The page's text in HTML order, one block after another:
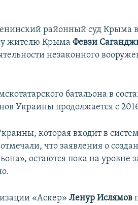
районный суд Крыма в
жителю КрымаФевзи
незаконного
батальона в
Украины продолжается с
которая входит в
что заявления о
остаются пока на уровне
«Аскер»Ленур Ислямов